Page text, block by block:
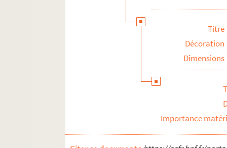
Titre
Décoration
Dimensions
Importance